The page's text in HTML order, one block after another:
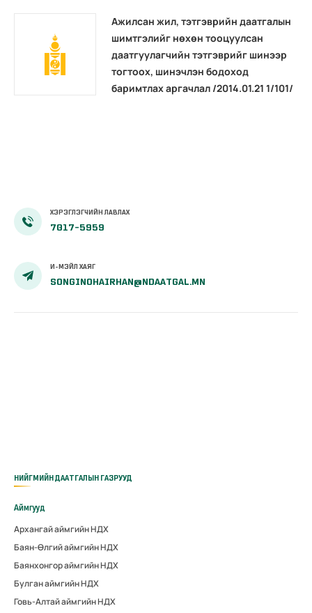
Ажилсан жил, тэтгэврийн даатгалын
шимтгэлийг нөхөн тооцуулсан
даатгуулагчийн тэтгэврийг шинээр
тогтоох, шинэчлэн бодоход
баримтлах аргачлал /2014.01.21 1/101/
ХЭРЭГЛЭГЧИЙН ЛАВЛАХ
7017-5959
И-МЭЙЛ ХАЯГ
SONGINOHAIRHAN@NDAATGAL.MN
НИЙГМИЙН ДААТГАЛЫН ГАЗРУУД
Аймгууд
Архангай аймгийн НДХ
Баян-Өлгий аймгийн НДХ
Баянхонгор аймгийн НДХ
Булган аймгийн НДХ
Говь-Алтай аймгийн НДХ